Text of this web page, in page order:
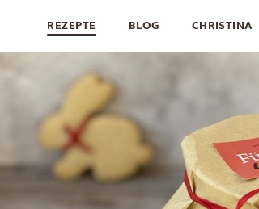
REZEPTE BLOG CHRISTINA